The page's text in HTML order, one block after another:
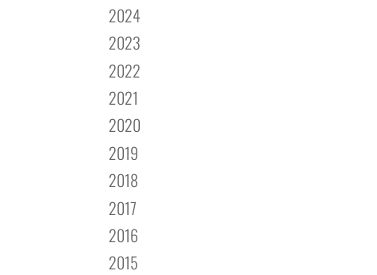
2024
2023
2022
2021
2020
2019
2018
2017
2016
2015